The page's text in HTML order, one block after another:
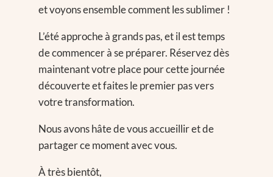
et voyons ensemble comment les sublimer !
L’été approche à grands pas, et il est temps
de commencer à se préparer. Réservez dès
maintenant votre place pour cette journée
découverte et faites le premier pas vers
votre transformation.
Nous avons hâte de vous accueillir et de
partager ce moment avec vous.
À très bientôt,